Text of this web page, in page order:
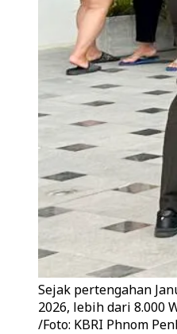
Sejak pertengahan
2026, lebih dari 8.000
/Foto: KBRI Phnom